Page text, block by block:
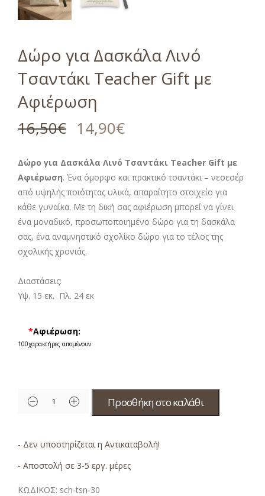
Δώρο για Δασκάλα Λινό
Τσαντάκι Teacher Gift με
Αφιέρωση
16,50€ 14,90€
Δώρο για Δασκάλα Λινό Τσαντάκι Teacher Gift με
Αφιέρωση. Ένα όμορφο και πρακτικό τσαντάκι – νεσεσέρ
από υψηλής ποιότητας υλικά, απαραίτητο στοιχείο για
κάθε γυναίκα. Με τη δική σας αφιέρωση μπορεί να γίνει
ένα μοναδικό, προσωποποιημένο δώρο για τη δασκάλα
σας, ένα αναμνηστικό σχολίκο δώρο για το τέλος της
σχολικής χρονιάς.
Διαστάσεις:
Υψ. 15 εκ. Πλ. 24 εκ
*Αφιέρωση:
100χαρακτήρες απομένουν
Προσθήκη στο καλάθι
- Δεν υποστηρίζεται η Αντικαταβολή!
- Αποστολή σε 3-5 εργ. μέρες
ΚΩΔΙΚΟΣ: sch-tsn-30